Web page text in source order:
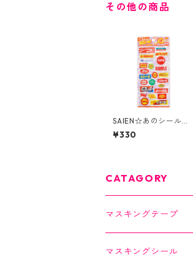
その他の商品
SAIEN☆あのシール！
広告の品☆透明シール
☆(J327)
¥330
CATAGORY
マスキングテープ
SAIEN
マスキングシール